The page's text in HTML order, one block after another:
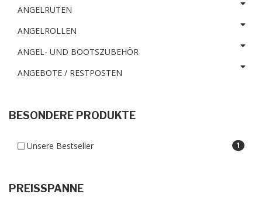
ANGELRUTEN
ANGELROLLEN
ANGEL- UND BOOTSZUBEHÖR
ANGEBOTE / RESTPOSTEN
BESONDERE PRODUKTE
1
Unsere Bestseller
PREISSPANNE